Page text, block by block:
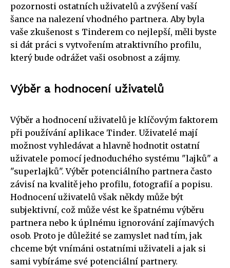
pozornosti ostatních uživatelů a zvýšení vaší
šance na nalezení vhodného partnera. Aby byla
vaše zkušenost s Tinderem co nejlepší, měli byste
si dát práci s vytvořením atraktivního profilu,
který bude odrážet vaši osobnost a zájmy.
Výběr a hodnocení uživatelů
Výběr a hodnocení uživatelů je klíčovým faktorem
při používání aplikace Tinder. Uživatelé mají
možnost vyhledávat a hlavně hodnotit ostatní
uživatele pomocí jednoduchého systému "lajků" a
"superlajků". Výběr potenciálního partnera často
závisí na kvalitě jeho profilu, fotografií a popisu.
Hodnocení uživatelů však někdy může být
subjektivní, což může vést ke špatnému výběru
partnera nebo k úplnému ignorování zajímavých
osob. Proto je důležité se zamyslet nad tím, jak
chceme být vnímáni ostatními uživateli a jak si
sami vybíráme své potenciální partnery.